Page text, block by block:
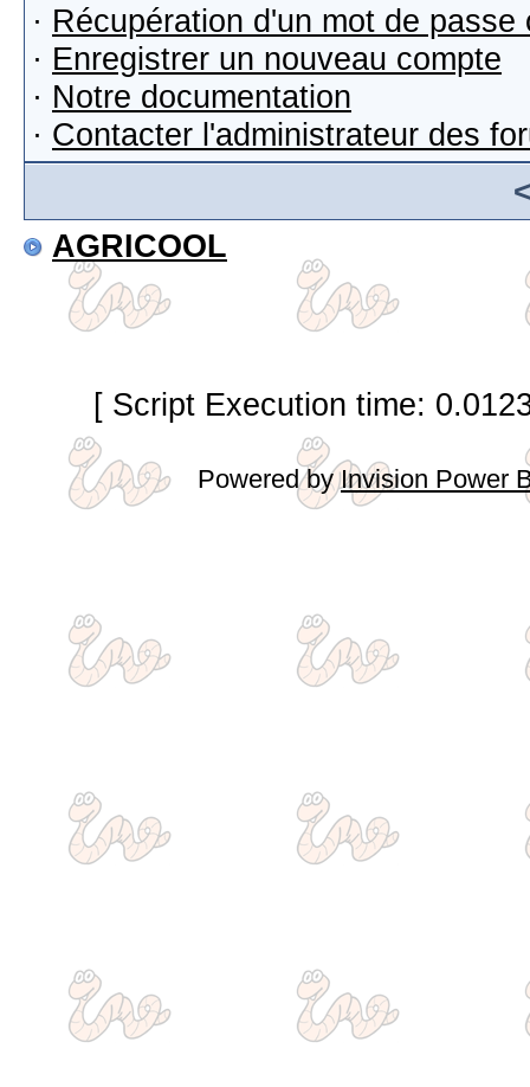
· Récupération d'un mot de passe
· Enregistrer un nouveau compte
· Notre documentation
· Contacter l'administrateur des
AGRICOOL
[ Script Execution time:
Powered byInvision Power